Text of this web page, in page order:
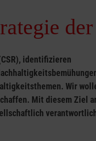
identifizieren
Wir
Mit diesem Ziel